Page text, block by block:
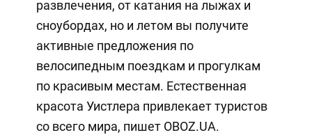
развлечения, от катания на лыжах и
сноубордах, но и летом вы получите
активные предложения по
велосипедным поездкам и прогулкам
по красивым местам. Естественная
красота Уистлера привлекает туристов
со всего мира, пишет OBOZ.UA.